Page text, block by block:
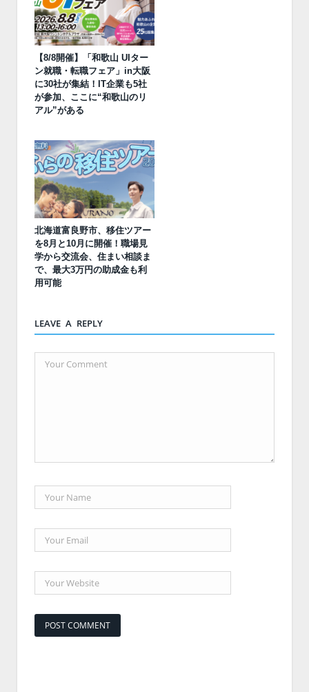
【8/8開催】「和歌山 UIター
ン就職・転職フェア」in大阪
に30社が集結！IT企業も5社
が参加、ここに“和歌山のリ
アル”がある
北海道富良野市、移住ツアー
を8月と10月に開催！職場見
学から交流会、住まい相談ま
で、最大3万円の助成金も利
用可能
LEAVE A REPLY